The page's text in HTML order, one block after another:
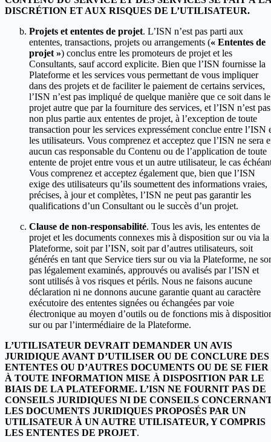
DISCRÉTION ET AUX RISQUES DE L’UTILISATEUR.
Projets et ententes de projet. L’ISN n’est pas parti aux
ententes, transactions, projets ou arrangements (« Ententes de
projet ») conclus entre les promoteurs de projet et les
Consultants, sauf accord explicite. Bien que l’ISN fournisse la
Plateforme et les services vous permettant de vous impliquer
dans des projets et de faciliter le paiement de certains services,
l’ISN n’est pas impliqué de quelque manière que ce soit dans le
projet autre que par la fourniture des services, et l’ISN n’est pas
non plus partie aux ententes de projet, à l’exception de toute
transaction pour les services expressément conclue entre l’ISN
les utilisateurs. Vous comprenez et acceptez que l’ISN ne sera
aucun cas responsable du Contenu ou de l’application de toute
entente de projet entre vous et un autre utilisateur, le cas
Vous comprenez et acceptez également que, bien que l’ISN
exige des utilisateurs qu’ils soumettent des informations vraies,
précises, à jour et complètes, l’ISN ne peut pas garantir les
qualifications d’un Consultant ou le succès d’un projet.
Clause de non-responsabilité. Tous les avis, les ententes de
projet et les documents connexes mis à disposition sur ou via la
Plateforme, soit par l’ISN, soit par d’autres utilisateurs, soit
générés en tant que Service tiers sur ou via la Plateforme, ne
pas légalement examinés, approuvés ou avalisés par l’ISN et
sont utilisés à vos risques et périls. Nous ne faisons aucune
déclaration ni ne donnons aucune garantie quant au caractère
exécutoire des ententes signées ou échangées par voie
électronique au moyen d’outils ou de fonctions mis à
sur ou par l’intermédiaire de la Plateforme.
L’UTILISATEUR DEVRAIT DEMANDER UN AVIS
JURIDIQUE AVANT D’UTILISER OU DE CONCLURE DES
ENTENTES OU D’AUTRES DOCUMENTS OU DE SE FIER
À TOUTE INFORMATION MISE À DISPOSITION PAR LE
BIAIS DE LA PLATEFORME. L’ISN NE FOURNIT PAS DE
CONSEILS JURIDIQUES NI DE CONSEILS
LES DOCUMENTS JURIDIQUES PROPOSÉS PAR UN
UTILISATEUR À UN AUTRE UTILISATEUR, Y COMPRIS
LES ENTENTES DE PROJET.